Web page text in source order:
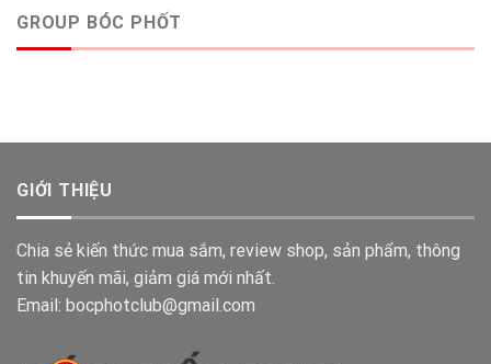
GROUP BÓC PHỐT
GIỚI THIỆU
Chia sẻ kiến thức mua sắm, review shop, sản phẩm, thông
tin khuyến mãi, giảm giá mới nhất.
Email: bocphotclub@gmail.com